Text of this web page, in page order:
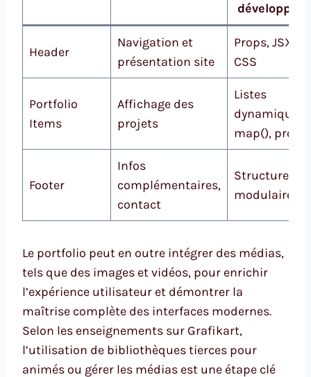
développées
Header
Navigation et
présentation site
Props, JSX,
CSS
Portfolio
Items
Affichage des
projets
Listes
dynamiques,
map(), props
Footer
Infos
complémentaires,
contact
Structure
modulaire
Le portfolio peut en outre intégrer des médias,
tels que des images et vidéos, pour enrichir
l’expérience utilisateur et démontrer la
maîtrise complète des interfaces modernes.
Selon les enseignements sur Grafikart,
l’utilisation de bibliothèques tierces pour
animés ou gérer les médias est une étape clé